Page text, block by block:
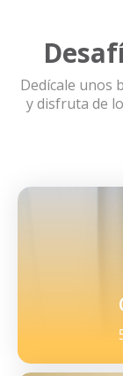
Dedícale unos
y disfruta de